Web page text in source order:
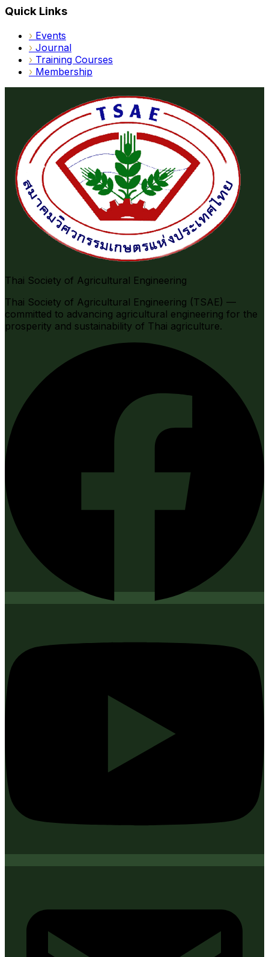
Quick Links
› Events
› Journal
› Training Courses
› Membership
Thai Society of Agricultural Engineering
Thai Society of Agricultural Engineering (TSAE) —
committed to advancing agricultural engineering for the
prosperity and sustainability of Thai agriculture.